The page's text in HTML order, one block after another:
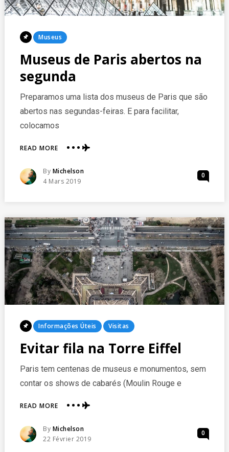
Posted
Museus
Museus de Paris abertos na
segunda
Preparamos uma lista dos museus de Paris que são
abertos nas segundas-feiras. E para facilitar,
colocamos
READ MOREABOUT
DE
PARIS
Posted
By Michelson
Posted
4 Mars 2019
0
Posted
Informações Úteis Visitas
Evitar fila na Torre Eiffel
Paris tem centenas de museus e monumentos, sem
contar os shows de cabarés (Moulin Rouge e
READ MOREABOUT
FILA
NA
Posted
By Michelson
Posted
22 Février 2019
0